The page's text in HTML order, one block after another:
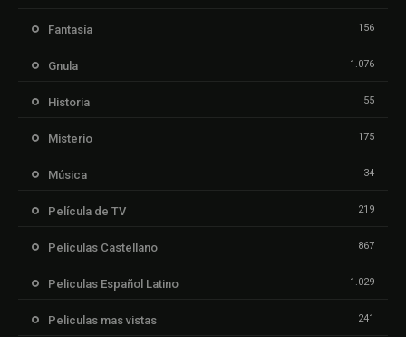
Fantasía 156
Gnula 1.076
Historia 55
Misterio 175
Música 34
Película de TV 219
Peliculas Castellano 867
Peliculas Español Latino 1.029
Peliculas mas vistas 241